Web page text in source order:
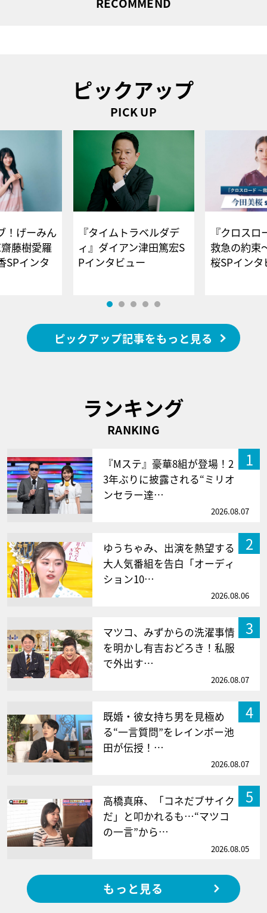
ピックアップ
PICK UP
！げーみん
藤樹愛羅
SPインタ
『タイムトラベルダデ
ィ』ダイアン津田篤宏S
Pインタビュー
『クロス
救急の約束
桜SPイ
ピックアップ記事をもっと見る
ランキング
RANKING
1
『Mステ』豪華8組が登場！2
3年ぶりに披露される“ミリオ
ンセラー達…
2026.08.07
2
ゆうちゃみ、出演を熱望する
大人気番組を告白「オーディ
ション10…
2026.08.06
3
マツコ、みずからの洗濯事情
を明かし有吉おどろき！私服
で外出す…
2026.08.07
4
既婚・彼女持ち男を見極め
る“一言質問”をレインボー池
田が伝授！…
2026.08.07
5
高橋真麻、「コネだブサイク
だ」と叩かれるも…“マツコ
の一言”から…
2026.08.05
もっと見る